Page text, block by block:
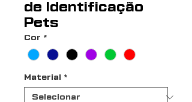
de Identificação
Pets
Cor *
Material *